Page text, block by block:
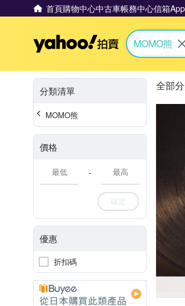
首頁購物中心中古車帳務中心信箱
Yahoo拍賣
MOMO熊
分類清單
MOMO熊
價格
-
確定
優惠
折扣碼